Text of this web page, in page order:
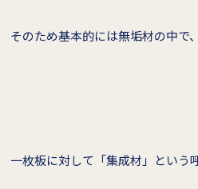
そのため基本的には無垢材の中で
一枚板に対して「集成材」という